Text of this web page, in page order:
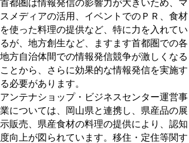
首都圏は情報発信の影響力が大きいため、マ
スメディアの活用、イベントでのＰＲ、食材
を使った料理の提供など、特に力を入れてい
るが、地方創生など、ますます首都圏での各
地方自治体間での情報発信競争が激しくなる
ことから、さらに効果的な情報発信を実施す
る必要があります。
アンテナショップ・ビジネスセンター運営事
業については、岡山県と連携し、県産品の展
示販売、県産食材の料理の提供により、認知
度向上が図られています。移住・定住等関す